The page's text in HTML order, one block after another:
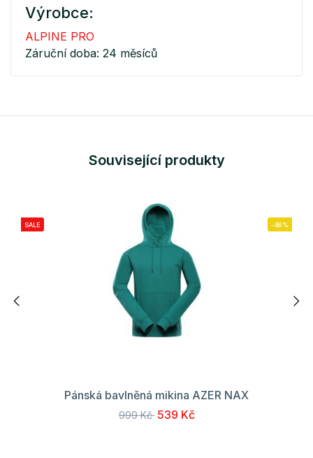
Výrobce:
ALPINE PRO
Záruční doba: 24 měsíců
Související produkty
SALE -46%
Pánská bavlněná mikina AZER NAX
999 Kč 539 Kč